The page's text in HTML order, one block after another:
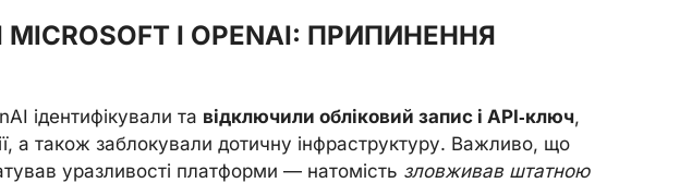
І OPENAI: ПРИПИНЕННЯ
ідентифікували та відключили обліковий запис і API‑ключ,
а також заблокували дотичну інфраструктуру. Важливо, що
уразливості платформи — натомість зловживав штатною